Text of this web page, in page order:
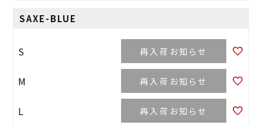
SAXE-BLUE
S 再入荷お知らせ
M 再入荷お知らせ
L 再入荷お知らせ